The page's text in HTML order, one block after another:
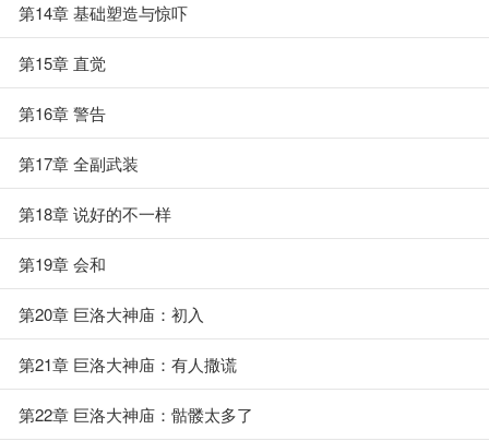
第14章 基础塑造与惊吓
第15章 直觉
第16章 警告
第17章 全副武装
第18章 说好的不一样
第19章 会和
第20章 巨洛大神庙：初入
第21章 巨洛大神庙：有人撒谎
第22章 巨洛大神庙：骷髅太多了